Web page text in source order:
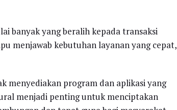
banyak yang beralih kepada transaksi
menjawab kebutuhan layanan yang cepat,
menyediakan program dan aplikasi yang
menjadi penting untuk menciptakan